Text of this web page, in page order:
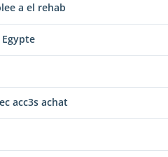
a el rehab
acc3s achat